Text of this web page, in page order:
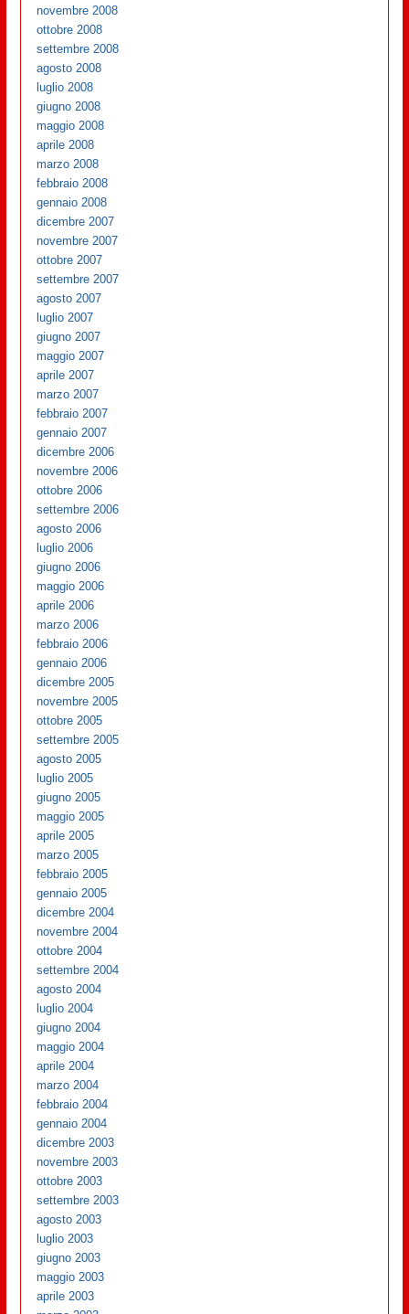
novembre 2008
ottobre 2008
settembre 2008
agosto 2008
luglio 2008
giugno 2008
maggio 2008
aprile 2008
marzo 2008
febbraio 2008
gennaio 2008
dicembre 2007
novembre 2007
ottobre 2007
settembre 2007
agosto 2007
luglio 2007
giugno 2007
maggio 2007
aprile 2007
marzo 2007
febbraio 2007
gennaio 2007
dicembre 2006
novembre 2006
ottobre 2006
settembre 2006
agosto 2006
luglio 2006
giugno 2006
maggio 2006
aprile 2006
marzo 2006
febbraio 2006
gennaio 2006
dicembre 2005
novembre 2005
ottobre 2005
settembre 2005
agosto 2005
luglio 2005
giugno 2005
maggio 2005
aprile 2005
marzo 2005
febbraio 2005
gennaio 2005
dicembre 2004
novembre 2004
ottobre 2004
settembre 2004
agosto 2004
luglio 2004
giugno 2004
maggio 2004
aprile 2004
marzo 2004
febbraio 2004
gennaio 2004
dicembre 2003
novembre 2003
ottobre 2003
settembre 2003
agosto 2003
luglio 2003
giugno 2003
maggio 2003
aprile 2003